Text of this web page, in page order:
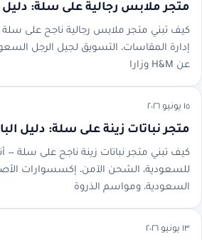
متجر ملابس رجالية على سلة: دليل 2026
كيف تبني متجر ملابس رجالية ناجح على
إدارة المقاسات، التسويق لجيل الرجل
عن H&M وزارا
١٥ يونيو ٢٠٢٦
متجر نباتات زينة على سلة: دليل البائع
كيف تبني متجر نباتات زينة ناجح على سلة —
للسعودية، الشحن الآمن، إكسسوارات
السعودية، ومواسم الذروة
١٣ يونيو ٢٠٢٦